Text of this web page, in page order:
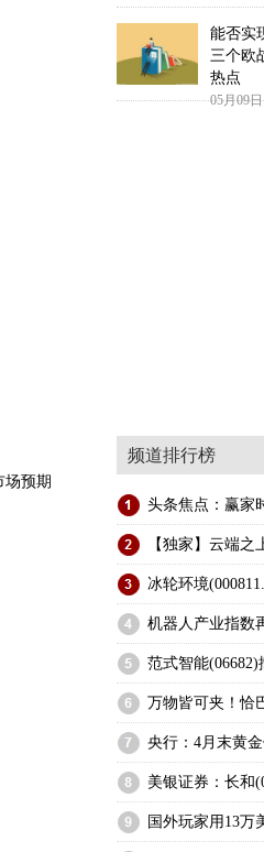
场预期
能否实
三个欧
热点
05月09
频道排行榜
【独家】云端之
万物皆可夹！恰